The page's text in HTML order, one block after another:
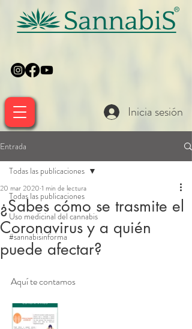
Inicia sesión
Entrada
Todas las publicaciones
Uso medicinal del cannabis
#sannabisinforma
Todas las publicaciones
¿Sabes cómo se trasmite el
Coronavirus y a quién
puede afectar?
20 mar 2020 1 min de lectura
Aquí te contamos